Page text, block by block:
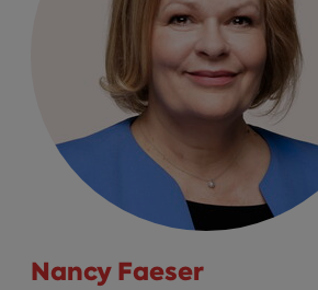
Nancy Faeser